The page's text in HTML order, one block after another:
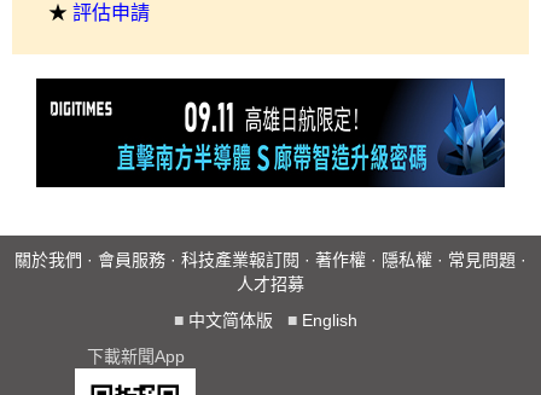
★ 評估申請
關於我們 · 會員服務 · 科技產業報訂閱 · 著作權 · 隱私權 · 常見問題 ·
人才招募
■ 中文简体版 ■ English
下載新聞App